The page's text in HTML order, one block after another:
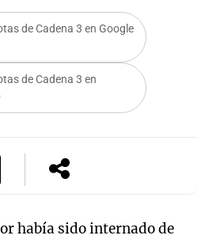
de Cadena 3 en Google
de Cadena 3 en
había sido internado de
Notas